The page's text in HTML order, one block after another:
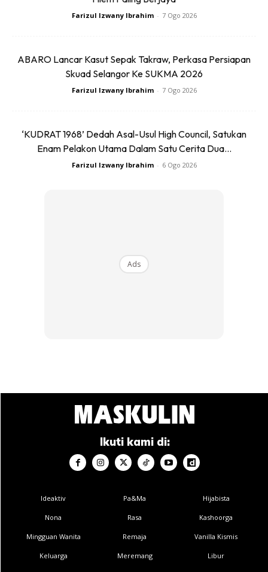
netizen yang tidak puas melaha, tindak tanduk selebriti
mahupun insta famous.
boleh menerima. Bila sudah meminta maaf, dikatakan
pula terpaksa, walhal memohon maaf secara terbuka
bukan suatu perkara yang mudah untuk seorang
Farizul Izwany Ibrahim - 7 Ogo 2026
ABARO Lancar Kasut Sepak Takraw, Perkasa Persiapan
Skuad Selangor Ke SUKMA 2026
Farizul Izwany Ibrahim - 7 Ogo 2026
‘KUDRAT 1968’ Dedah Asal-Usul High Council, Satukan
Enam Pelakon Utama Dalam Satu Cerita Dua...
Farizul Izwany Ibrahim - 6 Ogo 2026
Ads
Ikuti kami di:
Ideaktiv
Nona
Mingguan Wanita
Keluarga
Pa&Ma
Rasa
Remaja
Meremang
Hijabista
Kashoorga
Vanilla Kismis
Libur